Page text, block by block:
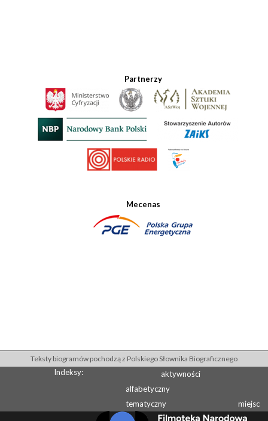
Partnerzy
Mecenas
Teksty biogramów pochodzą z Polskiego Słownika Biograficznego
Indeksy:
aktywności
alfabetyczny
tematyczny
miejsc